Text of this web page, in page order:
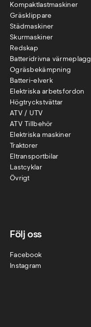
Kompaktlastmaskiner
Gräsklippare
Städmaskiner
Skurmaskiner
Redskap
Batteridrivna värmeplagg
Ogräsbekämpning
Batteri-elverk
Elektriska arbetsfordon
Högtryckstvättar
ATV / UTV
ATV Tillbehör
Elektriska maskiner
Traktorer
Eltransportbilar
Lastcyklar
Övrigt
Följ oss
Facebook
Instagram